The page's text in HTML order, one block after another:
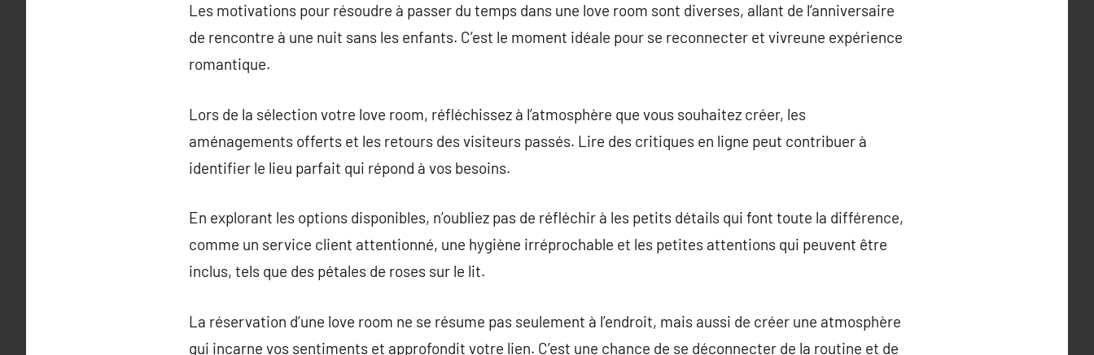
Les motivations pour résoudre à passer du temps dans une love room sont diverses, allant de l’anniversaire
de rencontre à une nuit sans les enfants. C’est le moment idéale pour se reconnecter et vivreune expérience
romantique.
Lors de la sélection votre love room, réfléchissez à l’atmosphère que vous souhaitez créer, les
aménagements offerts et les retours des visiteurs passés. Lire des critiques en ligne peut contribuer à
identifier le lieu parfait qui répond à vos besoins.
En explorant les options disponibles, n’oubliez pas de réfléchir à les petits détails qui font toute la différence,
comme un service client attentionné, une hygiène irréprochable et les petites attentions qui peuvent être
inclus, tels que des pétales de roses sur le lit.
La réservation d’une love room ne se résume pas seulement à l’endroit, mais aussi de créer une atmosphère
qui incarne vos sentiments et approfondit votre lien. C’est une chance de se déconnecter de la routine et de